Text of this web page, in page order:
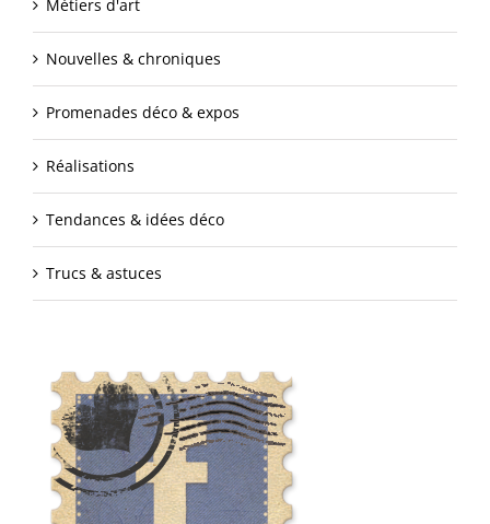
Métiers d'art
Nouvelles & chroniques
Promenades déco & expos
Réalisations
Tendances & idées déco
Trucs & astuces